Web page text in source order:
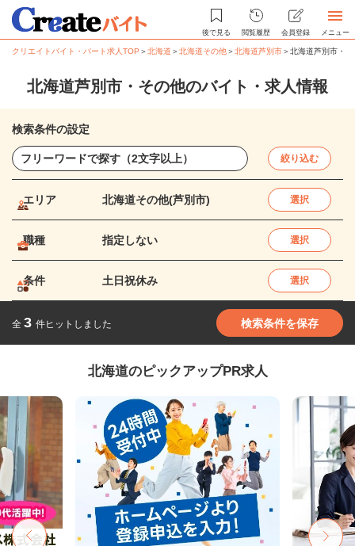
後で見る 閲覧履歴 会員登録 メニュー
クリエイトバイト・パート求人TOP ＞北海道 ＞北海道その他＞北海道芦別市＞北海道芦別市・
北海道芦別市・その他のバイト・求人情報
検索条件の設定
絞り込む
エリア 北海道その他(芦別市) 選択
職種 指定しない 選択
条件 土日祝休み 選択
全 3 件ヒットしました 検索条件を保存
北海道のピックアップPR求人